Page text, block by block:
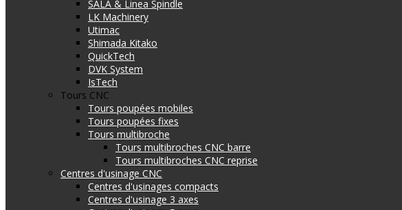
SALA & Linea Spindle
LK Machinery
Utimac
Shimada Kitako
QuickTech
DVK System
IsTech
Tours CNC
Tours poupées mobiles
Tours poupées fixes
Tours multibroche
Tours multibroches CNC barre
Tours multibroches CNC reprise
Centres d'usinage CNC
Centres d'usinages compacts
Centres d'usinage 3 axes